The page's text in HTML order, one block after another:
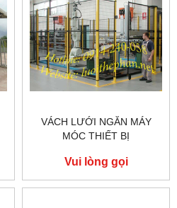
VÁCH LƯỚI NGĂN MÁY
MÓC THIẾT BỊ
Vui lòng gọi